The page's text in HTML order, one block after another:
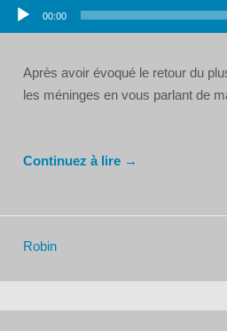
Lecteur
00:00
Après avoir évoqué le retour du
les méninges en vous parlant de
Continuez à lire →
Robin